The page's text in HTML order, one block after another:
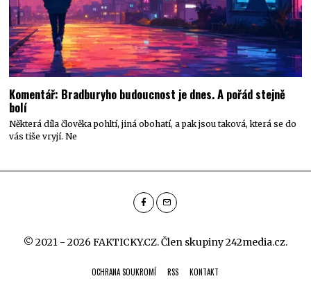
Komentář: Bradburyho budoucnost je dnes. A pořád stejně
bolí
Některá díla člověka pohltí, jiná obohatí, a pak jsou taková, která se do
vás tiše vryjí. Ne
© 2021 - 2026 FAKTICKY.CZ. Člen skupiny242media.cz.
OCHRANA SOUKROMÍ RSS KONTAKT